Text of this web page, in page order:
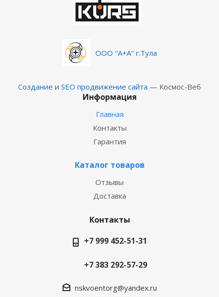
ООО "А+А" г.Тула
Создание и SEO продвижение сайта — Космос-Веб
Информация
Главная
Контакты
Гарантия
Каталог товаров
Отзывы
Доставка
Контакты
+7 999 452-51-31
+7 383 292-57-29
nskvoentorg@yandex.ru